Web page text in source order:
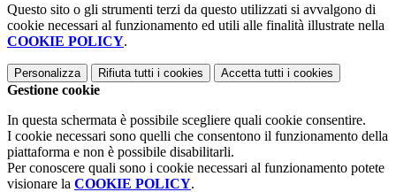
Questo sito o gli strumenti terzi da questo utilizzati si avvalgono di
cookie necessari al funzionamento ed utili alle finalità illustrate nella
COOKIE POLICY.
Personalizza Rifiuta tutti i cookies Accetta tutti i cookies
Gestione cookie
In questa schermata è possibile scegliere quali cookie consentire.
I cookie necessari sono quelli che consentono il funzionamento della
piattaforma e non è possibile disabilitarli.
Per conoscere quali sono i cookie necessari al funzionamento potete
visionare la COOKIE POLICY.